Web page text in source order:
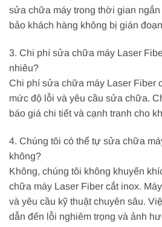
sửa chữa máy trong thời gian ngắn
bảo khách hàng không bị gián
3. Chi phí sửa chữa máy Laser
nhiêu?
Chi phí sửa chữa máy Laser Fiber
mức độ lỗi và yêu cầu sửa chữa.
báo giá chi tiết và cạnh tranh cho
4. Chúng tôi có thể tự sửa chữa
không?
Không, chúng tôi không khuyến
chữa máy Laser Fiber cắt inox.
và yêu cầu kỹ thuật chuyên sâu.
dẫn đến lỗi nghiêm trọng và ảnh